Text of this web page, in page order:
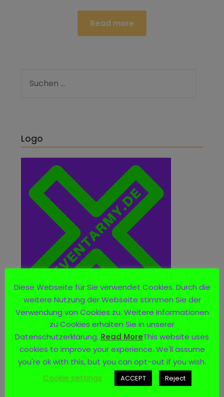
Read more
Logo
Social Media
Diese Webseite für Sie verwendet Cookies. Durch die
weitere Nutzung der Webseite stimmen Sie der
Verwendung von Cookies zu. Weitere Informationen
zu Cookies erhalten Sie in unserer
Datenschutzerklärung. Read MoreThis website uses
cookies to improve your experience. We'll assume
you're ok with this, but you can opt-out if you wish.
Cookie settings
ACCEPT Reject